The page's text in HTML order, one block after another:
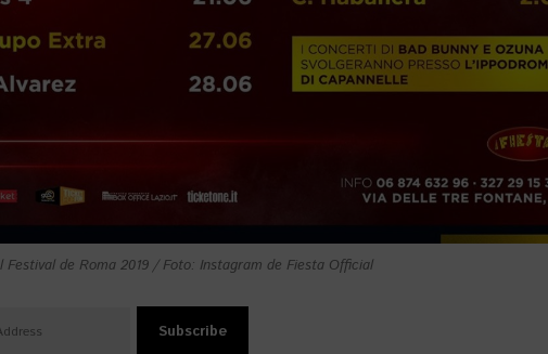
Festival de Roma 2019 / Foto: Instagram de Fiesta Official